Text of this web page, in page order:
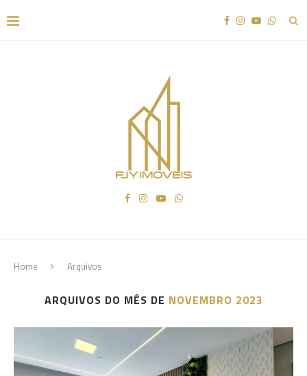
Home Arquivos
ARQUIVOS DO MÊS DE NOVEMBRO 2023